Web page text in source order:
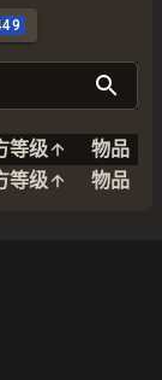
等级
物品
等级 物品